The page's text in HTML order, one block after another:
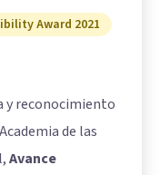
Award 2021
y reconocimiento
de las
Avance